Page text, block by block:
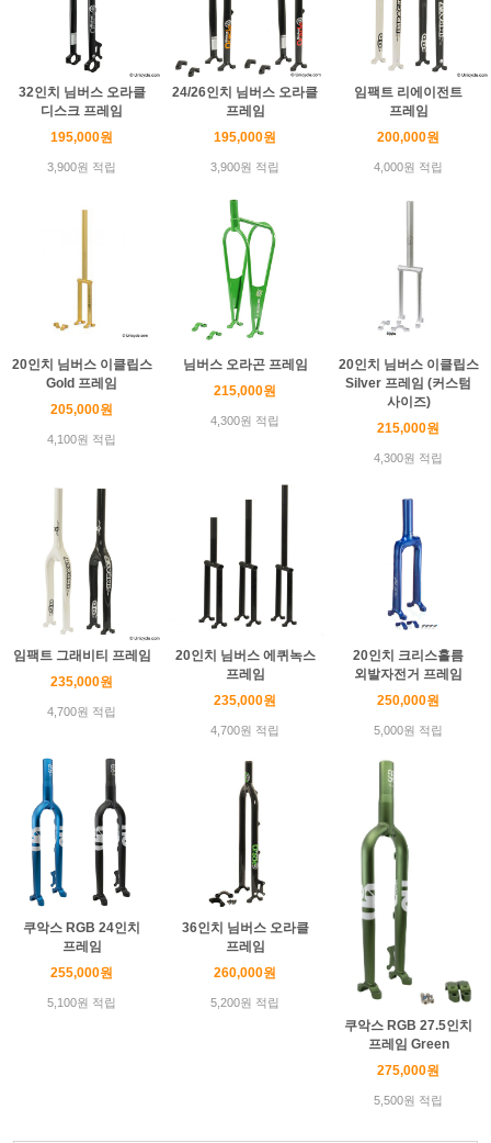
32인치 님버스 오라클
디스크 프레임
195,000원
3,900원 적립
24/26인치 님버스 오라클
프레임
195,000원
3,900원 적립
임팩트 리에이전트
프레임
200,000원
4,000원 적립
20인치 님버스 이클립스
Gold 프레임
205,000원
4,100원 적립
님버스 오라곤 프레임
215,000원
4,300원 적립
20인치 님버스 이클립스
Silver 프레임 (커스텀
사이즈)
215,000원
4,300원 적립
임팩트 그래비티 프레임
235,000원
4,700원 적립
20인치 님버스 에퀴녹스
프레임
235,000원
4,700원 적립
20인치 크리스홀름
외발자전거 프레임
250,000원
5,000원 적립
쿠악스 RGB 24인치
프레임
255,000원
5,100원 적립
36인치 님버스 오라클
프레임
260,000원
5,200원 적립
쿠악스 RGB 27.5인치
프레임 Green
275,000원
5,500원 적립